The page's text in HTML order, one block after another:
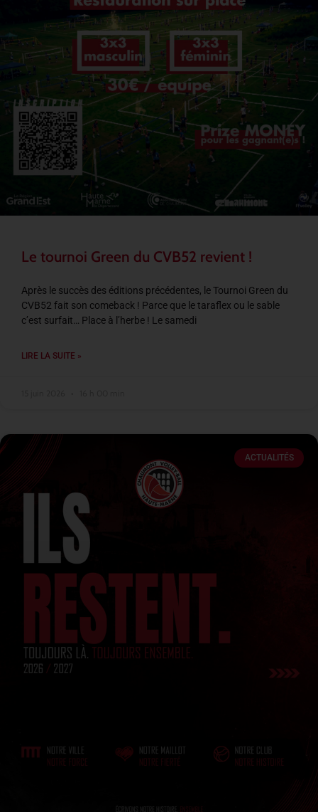
Le tournoi Green du CVB52 revient !
Après le succès des éditions précédentes, le Tournoi Green du
CVB52 fait son comeback ! Parce que le taraflex ou le sable
c’est surfait… Place à l’herbe ! Le samedi
LIRE LA SUITE »
ACTUALITÉS